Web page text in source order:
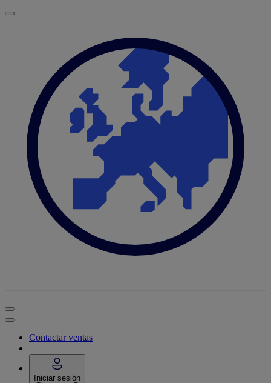
Contactar ventas
Iniciar sesión